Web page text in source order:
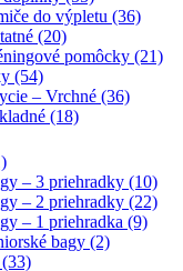
do výpletu (36)
(20)
pomôcky (21)
(54)
– Vrchné (36)
(18)
– 3 priehradky (10)
– 2 priehradky (22)
– 1 priehradka (9)
bagy (2)